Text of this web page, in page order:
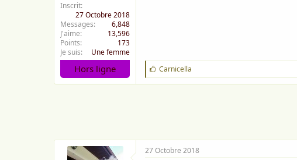
Inscrit
27 Octobre 2018
Messages
6,848
J'aime
13,596
Points
173
Je suis
Une femme
Hors ligne
J
'
a
Carnicella
27 Octobre 2018